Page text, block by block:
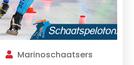
Marinoschaatsers